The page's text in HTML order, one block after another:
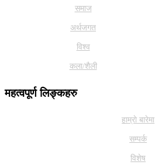
समाज
अर्थजगत
विश्व
कला/शैली
महत्वपूर्ण लिङ्कहरु
हाम्राे बारेमा
सम्पर्क
विशेष